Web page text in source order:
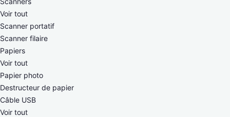
Voir tout
Scanner portatif
Scanner filaire
Papiers
Voir tout
Papier photo
Destructeur de papier
Câble USB
Voir tout